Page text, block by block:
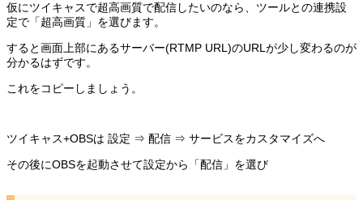
仮にツイキャスで超高画質で配信したいのなら、ツールとの連携設
定で「超高画質」を選びます。
すると画面上部にあるサーバー(RTMP URL)のURLが少し変わるのが
分かるはずです。
これをコピーしましょう。
ツイキャス+OBSは 設定 ⇒ 配信 ⇒ サービスをカスタマイズへ
その後にOBSを起動させて設定から「配信」を選び